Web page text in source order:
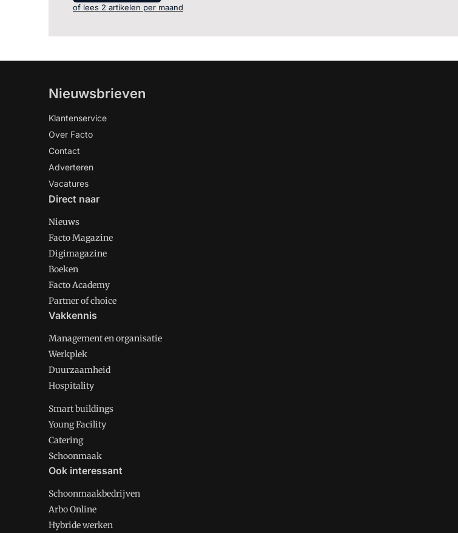
of lees 2 artikelen per maand
Nieuwsbrieven
Klantenservice
Over Facto
Contact
Adverteren
Vacatures
Direct naar
Nieuws
Facto Magazine
Digimagazine
Boeken
Facto Academy
Partner of choice
Vakkennis
Management en organisatie
Werkplek
Duurzaamheid
Hospitality
Smart buildings
Young Facility
Catering
Schoonmaak
Ook interessant
Schoonmaakbedrijven
Arbo Online
Hybride werken